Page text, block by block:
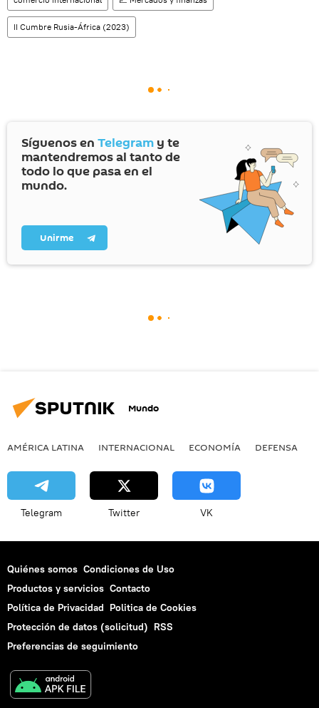
II Cumbre Rusia-África (2023)
Síguenos en Telegram y te
mantendremos al tanto de
todo lo que pasa en el
mundo.
Unirme
Mundo
AMÉRICA LATINA INTERNACIONAL ECONOMÍA DEFENSA
Telegram Twitter VK
Quiénes somos Condiciones de Uso
Productos y servicios Contacto
Política de Privacidad Politica de Cookies
Protección de datos (solicitud) RSS
Preferencias de seguimiento